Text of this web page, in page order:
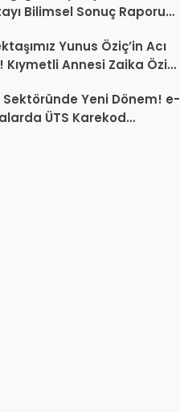
Bilimsel Sonuç Raporu
Yunus Öziç’in Acı
Kıymetli Annesi Zaika Öziç
Yeni Dönem! e-
ÜTS Karekod